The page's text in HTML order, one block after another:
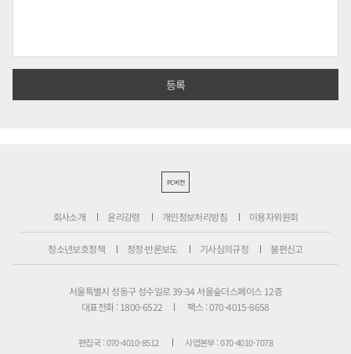
PC버전
회사소개 윤리강령 개인정보처리방침 이용자위원회
청소년보호정책 정정·반론보도 기사심의규정 불편신고
서울특별시 성동구 성수일로 39-34 서울숲더스페이스 12층
대표전화 : 1800-6522
팩스 : 070-4015-8658
편집국 : 070-4010-8512
사업본부 : 070-4010-7078